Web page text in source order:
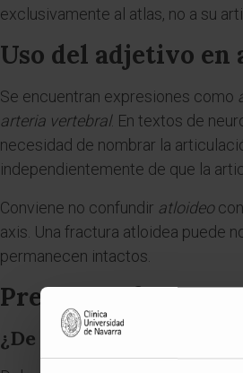
exclusivamente al atlas, no a su
Uso del adjetivo
Se encuentran expresiones como
arteria vertebral. En textos de
necesidad de nombrar la
independientemente de que la
Conviene no confundir atloideocon
axis. Una fractura atloidea puede
permanecen intactos.
Preguntas
¿De dónde viene la